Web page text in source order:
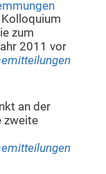
zum
2011 vor
an der
zweite